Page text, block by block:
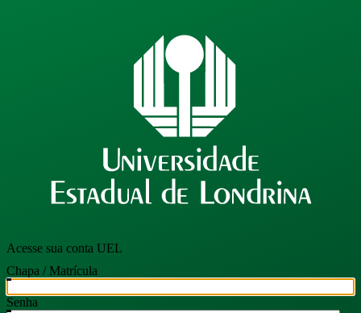
Acesse sua conta UEL
Chapa / Matrícula
Senha